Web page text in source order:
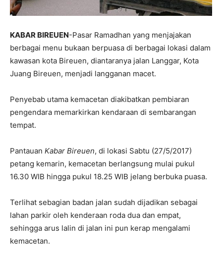
KABAR BIREUEN-Pasar Ramadhan yang menjajakan
berbagai menu bukaan berpuasa di berbagai lokasi dalam
kawasan kota Bireuen, diantaranya jalan Langgar, Kota
Juang Bireuen, menjadi langganan macet.
Penyebab utama kemacetan diakibatkan pembiaran
pengendara memarkirkan kendaraan di sembarangan
tempat.
Pantauan Kabar Bireuen, di lokasi Sabtu (27/5/2017)
petang kemarin, kemacetan berlangsung mulai pukul
16.30 WIB hingga pukul 18.25 WIB jelang berbuka puasa.
Terlihat sebagian badan jalan sudah dijadikan sebagai
lahan parkir oleh kenderaan roda dua dan empat,
sehingga arus lalin di jalan ini pun kerap mengalami
kemacetan.